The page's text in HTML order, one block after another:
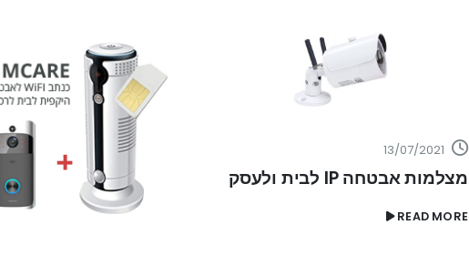
מצלמות אבטחה IP לבית ולעסק
READ MORE